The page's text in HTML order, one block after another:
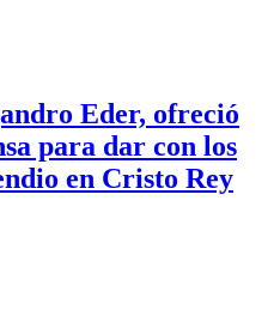
Eder, ofreció
para dar con los
en Cristo Rey